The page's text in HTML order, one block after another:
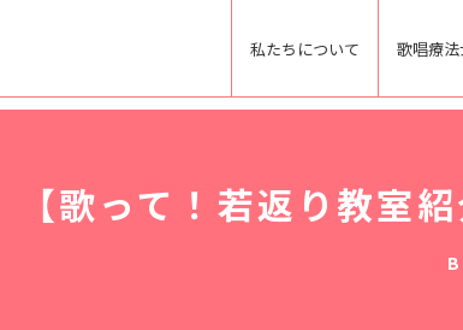
私たちについて 歌唱療
【歌って！若返り教室